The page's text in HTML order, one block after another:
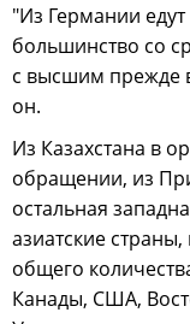
"Из Германии
большинство со
с высшим прежде
он.
Из Казахстана в
обращении, из
остальная
азиатские
общего
Канады, США,